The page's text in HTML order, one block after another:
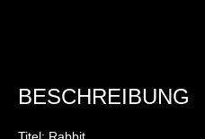
BESCHREIBUNG